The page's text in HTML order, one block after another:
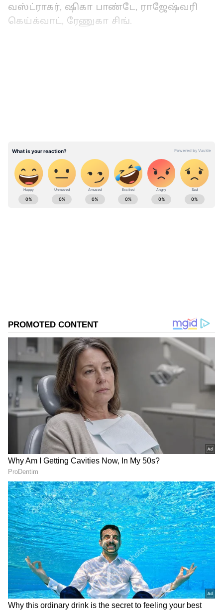
வஸ்ட்ராகர், ஷிகா பாண்டே, ராஜேஷ்வரி
கெய்க்வாட், ரேணுகா சிங்.
IND vs AUS: கேஎல் ராகுல் துணை
கேப்டன்சியிலிருந்து நீக்கப்பட்டதன்
பின்னணி..! ஹர்பஜன் சிங் அதிரடி
அயர்லாந்து மகளிர் அணி:
எமி ஹண்டர், கேபி லெவிஸ், ஆர்லா
பிரெண்டெர்காஸ்ட், எய்மீர் ரிச்சர்ட்ஸன்,
லூயிஸ் லிட்டில், லாரா டிலானி (கேப்டன்),
அர்லென் கெல்லி, மேரி வால்ட்ரான்
ABOUT THE AUTHOR
DOWNLOAD APP